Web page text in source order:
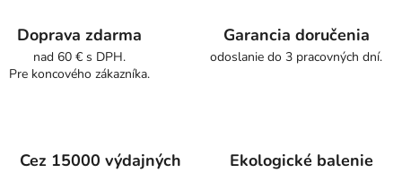
Doprava zdarma
nad 60 € s DPH.
Pre koncového zákazníka.
Garancia doručenia
odoslanie do 3 pracovných dní.
Cez 15000 výdajných
Ekologické balenie